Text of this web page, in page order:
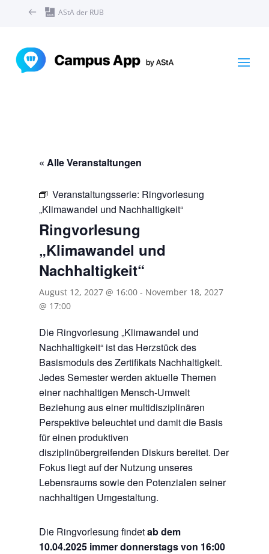
AStA der RUB
« Alle Veranstaltungen
Veranstaltungsserie: Ringvorlesung
„Klimawandel und Nachhaltigkeit“
Ringvorlesung
„Klimawandel und
Nachhaltigkeit“
August 12, 2027 @ 16:00- November 18, 2027
@ 17:00
Die Ringvorlesung „Klimawandel und
Nachhaltigkeit“ ist das Herzstück des
Basismoduls des Zertifikats Nachhaltigkeit.
Jedes Semester werden aktuelle Themen
einer nachhaltigen Mensch-Umwelt
Beziehung aus einer multidisziplinären
Perspektive beleuchtet und damit die Basis
für einen produktiven
disziplinübergreifenden Diskurs bereitet. Der
Fokus liegt auf der Nutzung unseres
Lebensraums sowie den Potenzialen seiner
nachhaltigen Umgestaltung.
Die Ringvorlesung findetab dem
10.04.2025 immer donnerstags von 16:00